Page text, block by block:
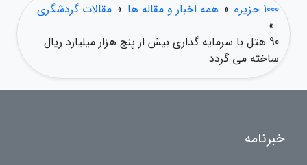
1000 جزیره » همه اخبار و مقاله ها » مقالات گردشگری
»
90 هتل با سرمایه گذاری بیش از پنج هزار میلیارد ریال
ساخته می گردد
خبرنامه